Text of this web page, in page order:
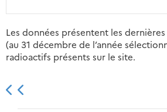
Les données présentent les
(au 31 décembre de l’année
radioactifs présents sur le site.